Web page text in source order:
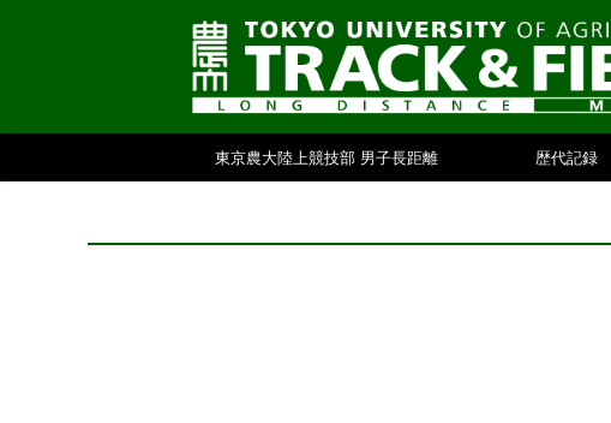
東京農大陸上競技部 男子長距離 歴代記録